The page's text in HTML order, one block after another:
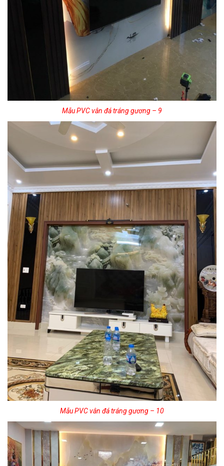
Mẫu PVC vân đá tráng gương – 9
Mẫu PVC vân đá tráng gương – 10